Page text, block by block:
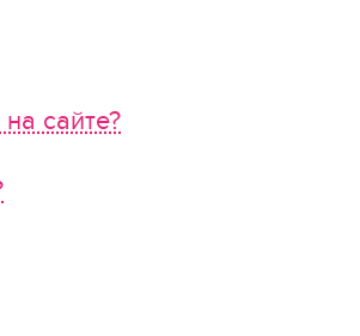
сайте?